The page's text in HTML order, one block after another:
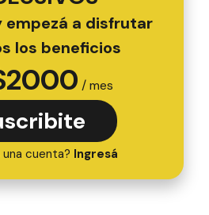
empezá a disfrutar
los beneficios
2000 / mes
cuenta? Ingresá